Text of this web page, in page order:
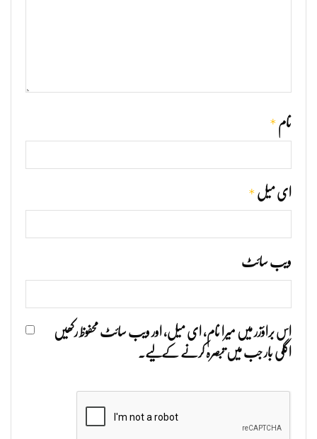
نام *
ای میل *
ویب‌ سائٹ
اس براؤزر میں میرا نام، ای میل، اور ویب سائٹ محفوظ رکھیں
اگلی بار جب میں تبصرہ کرنے کےلیے۔